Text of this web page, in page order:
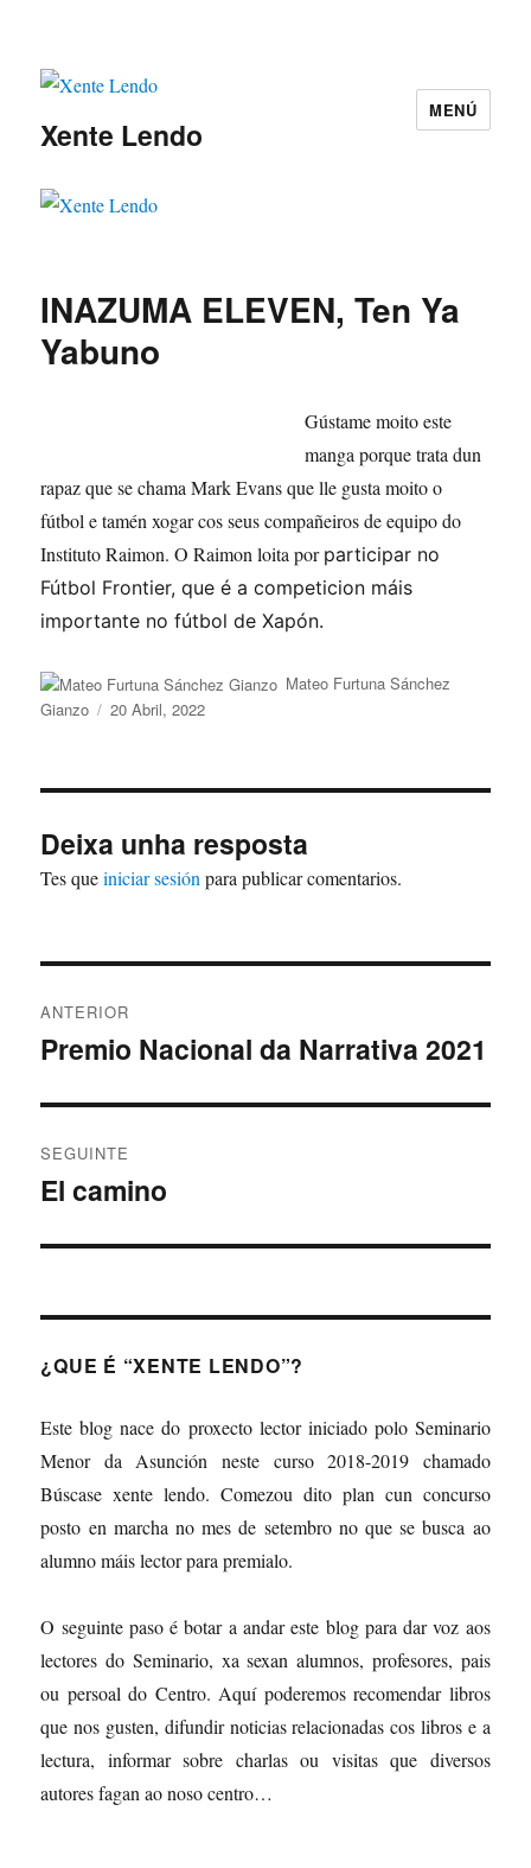
Xente Lendo
MENÚ
INAZUMA ELEVEN, Ten Ya
Yabuno
Gústame moito este
manga porque trata dun
rapaz que se chama Mark Evans que lle gusta moito o
fútbol e tamén xogar cos seus compañeiros de equipo do
Instituto Raimon. O Raimon loita por participar no
Fútbol Frontier, que é a competicion máis
importante no fútbol de Xapón.
Autor
Mateo Furtuna Sánchez
Gianzo
Publicado
20 Abril, 2022
Deixa unha resposta
Tes queiniciar sesión para publicar comentarios.
de
ANTERIOR
Artigo
Premio Nacional da Narrativa 2021
SEGUINTE
Artigo
El camino
¿QUE É “XENTE LENDO”?
Este blog nace do proxecto lector iniciado polo Seminario
Menor da Asunción neste curso 2018-2019 chamado
Búscase xente lendo. Comezou dito plan cun concurso
posto en marcha no mes de setembro no que se busca ao
alumno máis lector para premialo.
O seguinte paso é botar a andar este blog para dar voz aos
lectores do Seminario, xa sexan alumnos, profesores, pais
ou persoal do Centro. Aquí poderemos recomendar libros
que nos gusten, difundir noticias relacionadas cos libros e a
lectura, informar sobre charlas ou visitas que diversos
autores fagan ao noso centro…